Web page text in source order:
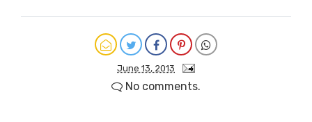
June 13, 2013
No comments.